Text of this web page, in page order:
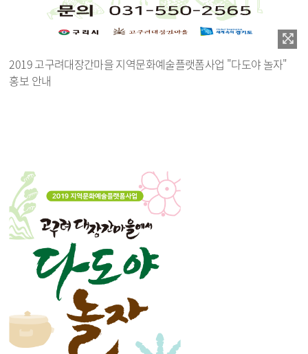
2019 고구려대장간마을 지역문화예술플랫폼사업 "다도야 놀자"
홍보 안내